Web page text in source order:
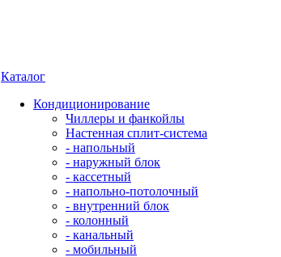
Каталог
Кондиционирование
Чиллеры и фанкойлы
Настенная сплит-система
- напольный
- наружный блок
- кассетный
- напольно-потолочный
- внутренний блок
- колонный
- канальный
- мобильный